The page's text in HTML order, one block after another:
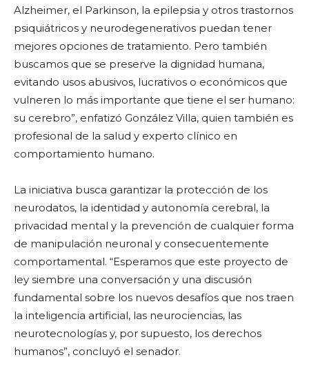
Alzheimer, el Parkinson, la epilepsia y otros trastornos
psiquiátricos y neurodegenerativos puedan tener
mejores opciones de tratamiento. Pero también
buscamos que se preserve la dignidad humana,
evitando usos abusivos, lucrativos o económicos que
vulneren lo más importante que tiene el ser humano:
su cerebro”, enfatizó González Villa, quien también es
profesional de la salud y experto clínico en
comportamiento humano.
La iniciativa busca garantizar la protección de los
neurodatos, la identidad y autonomía cerebral, la
privacidad mental y la prevención de cualquier forma
de manipulación neuronal y consecuentemente
comportamental. “Esperamos que este proyecto de
ley siembre una conversación y una discusión
fundamental sobre los nuevos desafíos que nos traen
la inteligencia artificial, las neurociencias, las
neurotecnologías y, por supuesto, los derechos
humanos”, concluyó el senador.